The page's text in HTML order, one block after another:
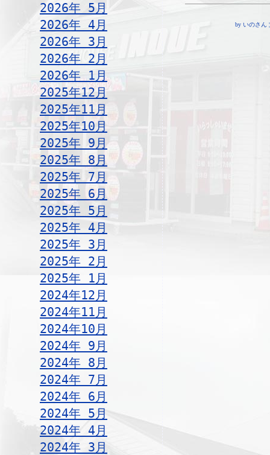
2026年 5月
2026年 4月
2026年 3月
2026年 2月
2026年 1月
2025年12月
2025年11月
2025年10月
2025年 9月
2025年 8月
2025年 7月
2025年 6月
2025年 5月
2025年 4月
2025年 3月
2025年 2月
2025年 1月
2024年12月
2024年11月
2024年10月
2024年 9月
2024年 8月
2024年 7月
2024年 6月
2024年 5月
2024年 4月
2024年 3月
by いのさん